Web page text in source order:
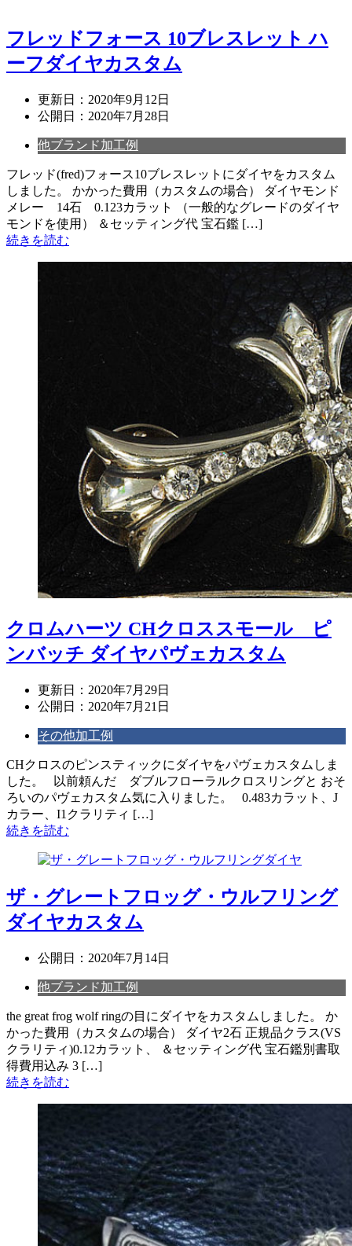
フレッドフォース 10ブレスレット ハ
ーフダイヤカスタム
更新日： 2020年9月12日
公開日： 2020年7月28日
他ブランド加工例
フレッド(fred)フォース10ブレスレットにダイヤをカスタム
しました。 かかった費用（カスタムの場合） ダイヤモンド
メレー 14石 0.123カラット （一般的なグレードのダイヤ
モンドを使用） ＆セッティング代 宝石鑑 […]
続きを読む
クロムハーツ CHクロススモール ピ
ンバッチ ダイヤパヴェカスタム
更新日： 2020年7月29日
公開日： 2020年7月21日
その他加工例
CHクロスのピンスティックにダイヤをパヴェカスタムしま
した。 以前頼んだ ダブルフローラルクロスリングと おそ
ろいのパヴェカスタム気に入りました。 0.483カラット、J
カラー、I1クラリティ […]
続きを読む
ザ・グレートフロッグ・ウルフリング
ダイヤカスタム
公開日： 2020年7月14日
他ブランド加工例
the great frog wolf ringの目にダイヤをカスタムしました。 か
かった費用（カスタムの場合） ダイヤ2石 正規品クラス(VS
クラリティ)0.12カラット、 ＆セッティング代 宝石鑑別書取
得費用込み 3 […]
続きを読む